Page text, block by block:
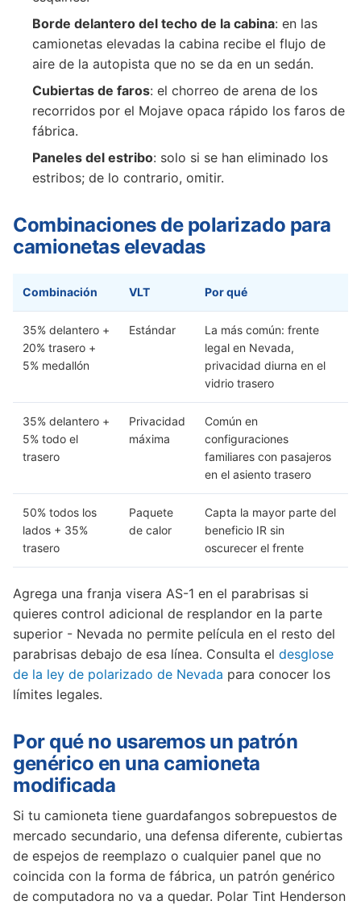
Borde delantero del techo de la cabina: en las
camionetas elevadas la cabina recibe el flujo de
aire de la autopista que no se da en un sedán.
Cubiertas de faros: el chorreo de arena de los
recorridos por el Mojave opaca rápido los faros de
fábrica.
Paneles del estribo: solo si se han eliminado los
estribos; de lo contrario, omitir.
Combinaciones de polarizado para
camionetas elevadas
Combinación VLT Por qué
35% delantero +
20% trasero +
5% medallón
Estándar
La más común: frente
legal en Nevada,
privacidad diurna en el
vidrio trasero
35% delantero +
5% todo el
trasero
Privacidad
máxima
Común en
configuraciones
familiares con pasajeros
en el asiento trasero
50% todos los
lados + 35%
trasero
Paquete
de calor
Capta la mayor parte del
beneficio IR sin
oscurecer el frente
Agrega una franja visera AS-1 en el parabrisas si
quieres control adicional de resplandor en la parte
superior - Nevada no permite película en el resto del
parabrisas debajo de esa línea. Consulta el desglose
de la ley de polarizado de Nevada para conocer los
límites legales.
Por qué no usaremos un patrón
genérico en una camioneta
modificada
Si tu camioneta tiene guardafangos sobrepuestos de
mercado secundario, una defensa diferente, cubiertas
de espejos de reemplazo o cualquier panel que no
coincida con la forma de fábrica, un patrón genérico
de computadora no va a quedar. Polar Tint Henderson